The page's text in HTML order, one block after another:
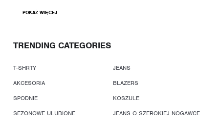
POKAŻ WIĘCEJ
TRENDING CATEGORIES
T-SHRTY
JEANS
AKCESORIA
BLAZERS
SPODNIE
KOSZULE
SEZONOWE ULUBIONE
JEANS O SZEROKIEJ NOGAWCE